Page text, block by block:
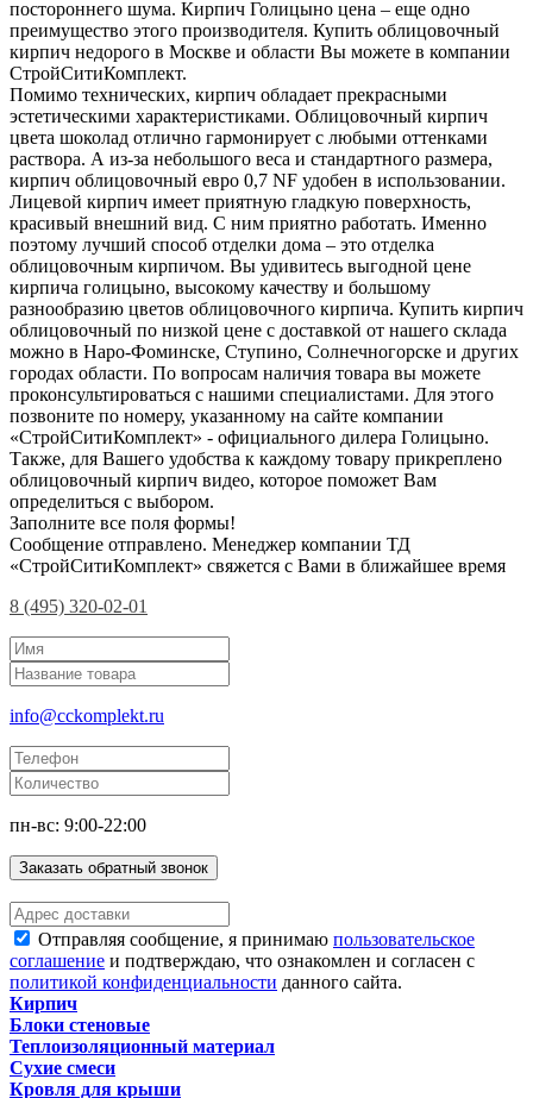
постороннего шума. Кирпич Голицыно цена – еще одно
преимущество этого производителя. Купить облицовочный
кирпич недорого в Москве и области Вы можете в компании
СтройСитиКомплект.
Помимо технических, кирпич обладает прекрасными
эстетическими характеристиками. Облицовочный кирпич
цвета шоколад отлично гармонирует с любыми оттенками
раствора. А из-за небольшого веса и стандартного размера,
кирпич облицовочный евро 0,7 NF удобен в использовании.
Лицевой кирпич имеет приятную гладкую поверхность,
красивый внешний вид. С ним приятно работать. Именно
поэтому лучший способ отделки дома – это отделка
облицовочным кирпичом. Вы удивитесь выгодной цене
кирпича голицыно, высокому качеству и большому
разнообразию цветов облицовочного кирпича. Купить кирпич
облицовочный по низкой цене с доставкой от нашего склада
можно в Наро-Фоминске, Ступино, Солнечногорске и других
городах области. По вопросам наличия товара вы можете
проконсультироваться с нашими специалистами. Для этого
позвоните по номеру, указанному на сайте компании
«СтройСитиКомплект» - официального дилера Голицыно.
Также, для Вашего удобства к каждому товару прикреплено
облицовочный кирпич видео, которое поможет Вам
определиться с выбором.
Заполните все поля формы!
Сообщение отправлено. Менеджер компании ТД
«СтройСитиКомплект» свяжется с Вами в ближайшее время
8 (495) 320-02-01
info@cckomplekt.ru
пн-вс: 9:00-22:00
Заказать обратный звонок
Отправляя сообщение, я принимаю пользовательское
соглашение и подтверждаю, что ознакомлен и согласен с
политикой конфиденциальности данного сайта.
Кирпич
Блоки стеновые
Теплоизоляционный материал
Сухие смеси
Кровля для крыши